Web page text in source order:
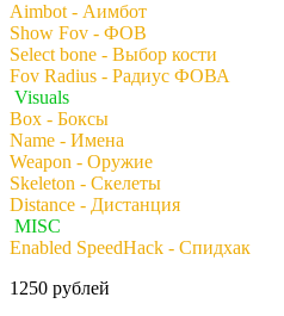
Aimbot - Аимбот
Show Fov - ФОВ
Select bone - Выбор кости
Fov Radius - Радиус ФОВА
Visuals
Box - Боксы
Name - Имена
Weapon - Оружие
Skeleton - Скелеты
Distance - Дистанция
MISC
Enabled SpeedHack - Спидхак
1250 рублей